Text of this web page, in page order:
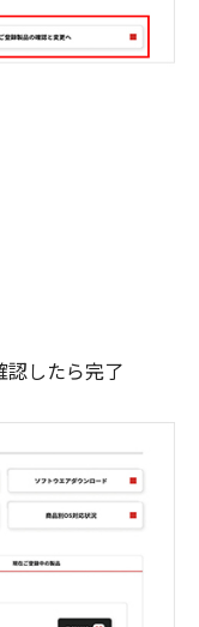
認したら完了